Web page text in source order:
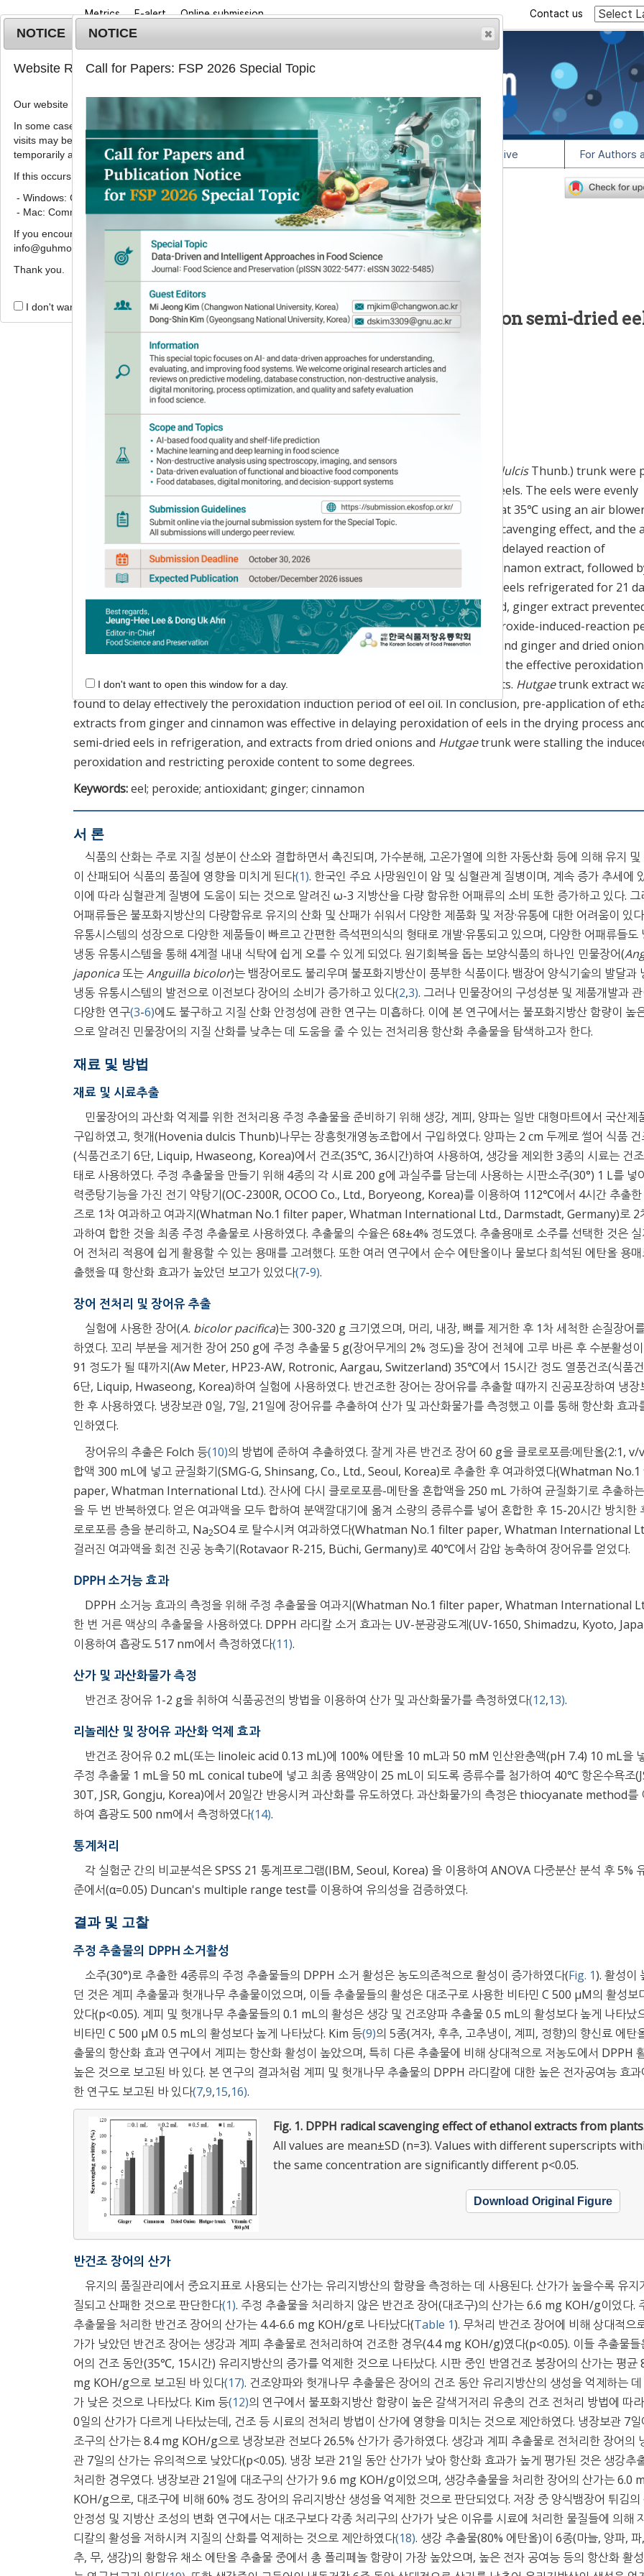
Metrics E-alert Online submission Contact us
Home Journal Info Article Archive For Authors
2019 26(1):109-114
pISSN: 1738-7248, eISSN: 2287-7428
DOI:https://doi.org/10.11002/kjfp.2019.26.1.109
Article
반건조 장어에 대한 식물 주정 추출물의 항산화 효과
Antioxidant effects of ethanol extracts from plants on semi-dried
Hee-Sun Song*
Author Information & Copyright▼
Sep 19, 2018; Revised:
Abstract
Ethanol extracts from Ginger, cinnamon, dried onions, and Hutgae ( Hovenia dulcisThunb.) trunk were
treated on the eels to find out their peroxidation preventing properties on the eels. The eels were evenly
coated with the extract equivalent to 2% of their total weight and dried for 15 h at 35℃ using an air
Antioxidative properties of ethanol extracts were reviewed through the DPPH scavenging effect, and the
value, peroxide value, and linoleic acid value of the semi-dried eels, and also the delayed reaction of
peroxidation of semi-dried eel oil. The highest level of DPPH scavenging was cinnamon extract, followed
Hutgaetrunk extract, dried onions, and ginger (p<0.05). Regarding acid value of eels refrigerated for 21
ginger extract recorded the lowest. As in the preventative effect of free fatty acid, ginger extract
early hydroperoxide during the drying process of eels. During the 20 days of peroxide-induced-reaction
the most effective preventer of linoleic acid peroxide wasHutgaetrunk extract and ginger and dried onion
extracts were followed. During the 20 days of peroxide-induced-reaction period, the effective peroxidation
preventers of semi-dried eel oil were ginger, cinnamon, and dried onions extracts. Hutgaetrunk extract
found to delay effectively the peroxidation induction period of eel oil. In conclusion, pre-application of
extracts from ginger and cinnamon was effective in delaying peroxidation of eels in the drying process
semi-dried eels in refrigeration, and extracts from dried onions and Hutgaetrunk were stalling the
peroxidation and restricting peroxide content to some degrees.
Keywords:eel; peroxide; antioxidant; ginger; cinnamon
서 론
식품의 산화는 주로 지질 성분이 산소와 결합하면서 촉진되며, 가수분해, 고온가열에 의한 자동산화 등에 의해 유지 및
이 산패되어 식품의 품질에 영향을 미치게 된다(1). 한국인 주요 사망원인이 암 및 심혈관계 질병이며, 계속 증가 추세에
이에 따라 심혈관계 질병에 도움이 되는 것으로 알려진 ω-3 지방산을 다량 함유한 어패류의 소비 또한 증가하고 있다. 그
어패류들은 불포화지방산의 다량함유로 유지의 산화 및 산패가 쉬워서 다양한 제품화 및 저장·유통에 대한 어려움이 있
유통시스템의 성장으로 다양한 제품들이 빠르고 간편한 즉석편의식의 형태로 개발·유통되고 있으며, 다양한 어패류들도
냉동 유통시스템을 통해 4계절 내내 식탁에 쉽게 오를 수 있게 되었다. 원기회복을 돕는 보양식품의 하나인 민물장어(
japonica또는Anguilla bicolor)는 뱀장어로도 불리우며 불포화지방산이 풍부한 식품이다. 뱀장어 양식기술의 발달과
냉동 유통시스템의 발전으로 이전보다 장어의 소비가 증가하고 있다(2,3). 그러나 민물장어의 구성성분 및 제품개발과
다양한 연구(3-6)에도 불구하고 지질 산화 안정성에 관한 연구는 미흡하다. 이에 본 연구에서는 불포화지방산 함량이 높
으로 알려진 민물장어의 지질 산화를 낮추는 데 도움을 줄 수 있는 전처리용 항산화 추출물을 탐색하고자 한다.
재료 및 방법
재료 및 시료추출
민물장어의 과산화 억제를 위한 전처리용 주정 추출물을 준비하기 위해 생강, 계피, 양파는 일반 대형마트에서 국산제
구입하였고, 헛개(Hovenia dulcis Thunb)나무는 장흥헛개영농조합에서 구입하였다. 양파는 2 cm 두께로 썰어 식품 건
(식품건조기 6단, Liquip, Hwaseong, Korea)에서 건조(35℃, 36시간)하여 사용하여, 생강을 제외한 3종의 시료는 건
태로 사용하였다. 주정 추출물을 만들기 위해 4종의 각 시료 200 g에 과실주를 담는데 사용하는 시판소주(30°) 1 L를 넣
력중탕기능을 가진 전기 약탕기(OC-2300R, OCOO Co., Ltd., Boryeong, Korea)를 이용하여 112℃에서 4시간 추출한
즈로 1차 여과하고 여과지(Whatman No.1 filter paper, Whatman International Ltd., Darmstadt, Germany)로 2
과하여 합한 것을 최종 주정 추출물로 사용하였다. 추출물의 수율은 68±4% 정도였다. 추출용매로 소주를 선택한 것은
어 전처리 적용에 쉽게 활용할 수 있는 용매를 고려했다. 또한 여러 연구에서 순수 에탄올이나 물보다 희석된 에탄올 용
출했을 때 항산화 효과가 높았던 보고가 있었다(7-9).
장어 전처리 및 장어유 추출
실험에 사용한 장어(A. bicolor pacifica)는 300-320 g 크기였으며, 머리, 내장, 뼈를 제거한 후 1차 세척한 손질장어
하였다. 꼬리 부분을 제거한 장어 250 g에 주정 추출물 5 g(장어무게의 2% 정도)을 장어 전체에 고루 바른 후 수분활성
91 정도가 될 때까지(Aw Meter, HP23-AW, Rotronic, Aargau, Switzerland) 35℃에서 15시간 정도 열풍건조(식품
6단, Liquip, Hwaseong, Korea)하여 실험에 사용하였다. 반건조한 장어는 장어유를 추출할 때까지 진공포장하여 냉장
한 후 사용하였다. 냉장보관 0일, 7일, 21일에 장어유를 추출하여 산가 및 과산화물가를 측정했고 이를 통해 항산화 효과
인하였다.
장어유의 추출은 Folch 등(10)의 방법에 준하여 추출하였다. 잘게 자른 반건조 장어 60 g을 클로로포름:메탄올(2:1, v/
합액 300 mL에 넣고 균질화기(SMG-G, Shinsang, Co., Ltd., Seoul, Korea)로 추출한 후 여과하였다(Whatman
paper, Whatman International Ltd.). 잔사에 다시 클로로포름-메탄올 혼합액을 250 mL 가하여 균질화기로 추출하
을 두 번 반복하였다. 얻은 여과액을 모두 합하여 분액깔대기에 옮겨 소량의 증류수를 넣어 혼합한 후 15-20시간 방치한
로로포름 층을 분리하고, Na2SO4 로 탈수시켜 여과하였다(Whatman No.1 filter paper, Whatman International
걸러진 여과액을 회전 진공 농축기(Rotavaor R-215, Büchi, Germany)로 40℃에서 감압 농축하여 장어유를 얻었다.
DPPH 소거능 효과
DPPH 소거능 효과의 측정을 위해 주정 추출물을 여과지(Whatman No.1 filter paper, Whatman International
한 번 거른 액상의 추출물을 사용하였다. DPPH 라디칼 소거 효과는 UV-분광광도계(UV-1650, Shimadzu, Kyoto,
이용하여 흡광도 517 nm에서 측정하였다(11).
산가 및 과산화물가 측정
반건조 장어유 1-2 g을 취하여 식품공전의 방법을 이용하여 산가 및 과산화물가를 측정하였다(12,13).
리놀레산 및 장어유 과산화 억제 효과
반건조 장어유 0.2 mL(또는 linoleic acid 0.13 mL)에 100% 에탄올 10 mL과 50 mM 인산완충액(pH 7.4) 10 mL을
주정 추출물 1 mL을 50 mL conical tube에 넣고 최종 용액양이 25 mL이 되도록 증류수를 첨가하여 40℃ 항온수욕조
30T, JSR, Gongju, Korea)에서 20일간 반응시켜 과산화를 유도하였다. 과산화물가의 측정은 thiocyanate method를
하여 흡광도 500 nm에서 측정하였다(14).
통계처리
각 실험군 간의 비교분석은 SPSS 21 통계프로그램(IBM, Seoul, Korea) 을 이용하여 ANOVA 다중분산 분석 후 5%
준에서(α=0.05) Duncan's multiple range test를 이용하여 유의성을 검증하였다.
결과 및 고찰
주정 추출물의 DPPH 소거활성
소주(30°)로 추출한 4종류의 주정 추출물들의 DPPH 소거 활성은 농도의존적으로 활성이 증가하였다(Fig. 1). 활성이
던 것은 계피 추출물과 헛개나무 추출물이었으며, 이들 추출물들의 활성은 대조구로 사용한 비타민 C 500 μM의 활성보
았다(p<0.05). 계피 및 헛개나무 추출물들의 0.1 mL의 활성은 생강 및 건조양파 추출물 0.5 mL의 활성보다 높게 나타났
비타민 C 500 μM 0.5 mL의 활성보다 높게 나타났다. Kim 등(9)의 5종(겨자, 후추, 고추냉이, 계피, 정향)의 향신료 에탄
출물의 항산화 효과 연구에서 계피는 항산화 활성이 높았으며, 특히 다른 추출물에 비해 상대적으로 저농도에서 DPPH
높은 것으로 보고된 바 있다. 본 연구의 결과처럼 계피 및 헛개나무 추출물의 DPPH 라디칼에 대한 높은 전자공여능 효과
한 연구도 보고된 바 있다(7,9,15,16).
Fig. 1. DPPH radical scavenging effect of ethanol extracts from
All values are mean±SD (n=3). Values with different superscripts
the same concentration are significantly different p<0.05.
Download Original Figure
반건조 장어의 산가
유지의 품질관리에서 중요지표로 사용되는 산가는 유리지방산의 함량을 측정하는 데 사용된다. 산가가 높을수록 유지
질되고 산패한 것으로 판단한다(1). 주정 추출물을 처리하지 않은 반건조 장어(대조구)의 산가는 6.6 mg KOH/g이었다.
추출물을 처리한 반건조 장어의 산가는 4.4-6.6 mg KOH/g로 나타났다(Table 1). 무처리 반건조 장어에 비해 상대적으
가가 낮았던 반건조 장어는 생강과 계피 추출물로 전처리하여 건조한 경우(4.4 mg KOH/g)였다(p<0.05). 이들 추출물들
어의 건조 동안(35℃, 15시간) 유리지방산의 증가를 억제한 것으로 나타났다. 시판 중인 반염건조 붕장어의 산가는 평균
mg KOH/g으로 보고된 바 있다(17). 건조양파와 헛개나무 추출물은 장어의 건조 동안 유리지방산의 생성을 억제하는
가 낮은 것으로 나타났다. Kim 등(12)의 연구에서 불포화지방산 함량이 높은 갈색거저리 유충의 건조 전처리 방법에 따
0일의 산가가 다르게 나타났는데, 건조 등 시료의 전처리 방법이 산가에 영향을 미치는 것으로 제안하였다. 냉장보관 7일
조구의 산가는 8.4 mg KOH/g으로 냉장보관 전보다 26.5% 산가가 증가하였다. 생강과 계피 추출물로 전처리한 장어의
관 7일의 산가는 유의적으로 낮았다(p<0.05). 냉장 보관 21일 동안 산가가 낮아 항산화 효과가 높게 평가된 것은 생강추
처리한 경우였다. 냉장보관 21일에 대조구의 산가가 9.6 mg KOH/g이었으며, 생강추출물을 처리한 장어의 산가는 6.0
KOH/g으로, 대조구에 비해 60% 정도 장어의 유리지방산 생성을 억제한 것으로 판단되었다. 저장 중 양식뱀장어 튀김의
안정성 및 지방산 조성의 변화 연구에서는 대조구보다 각종 처리구의 산가가 낮은 이유를 시료에 처리한 물질들에 의해
디칼의 활성을 저하시켜 지질의 산화를 억제하는 것으로 제안하였다(18). 생강 추출물(80% 에탄올)이 6종(마늘, 양파,
추, 무, 생강)의 황함유 채소 에탄올 추출물 중에서 총 폴리페놀 함량이 가장 높았으며, 높은 전자 공여능 등의 항산화 활
NOTICE
Website Renewal Notice
Our website has recently been renewed.
In some cases, images, CSS files, or other settings saved in your browser from previous
visits may be reused instead of downloading the latest files. As a result, some pages may
temporarily appear incorrectly or may not display properly.
If this occurs, please perform a hard refresh.
- Windows: Ctrl + F5
- Mac: Command + Shift + R
If you encounter any errors or difficulties while using the website, please contact us at
info@guhmok.com.
Thank you.
I don't want to open this window for a day.
NOTICE
Call for Papers: FSP 2026 Special Topic
I don't want to open this window for a day.